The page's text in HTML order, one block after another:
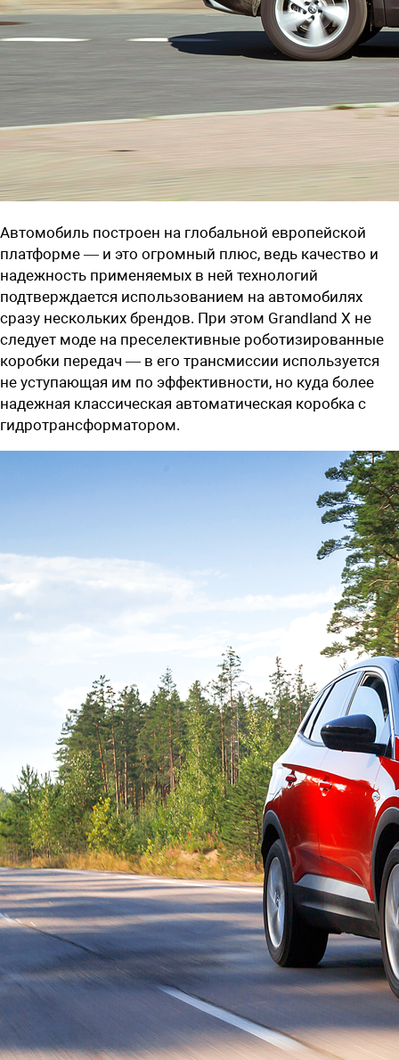
Автомобиль построен на глобальной европейской
платформе — и это огромный плюс, ведь качество и
надежность применяемых в ней технологий
подтверждается использованием на автомобилях
сразу нескольких брендов. При этом Grandland X не
следует моде на преселективные роботизированные
коробки передач — в его трансмиссии используется
не уступающая им по эффективности, но куда более
надежная классическая автоматическая коробка с
гидротрансформатором.